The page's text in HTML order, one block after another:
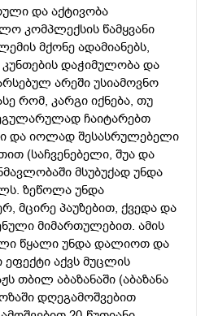
და აქტივობა
კომპლექსის წამყვანი
მქონე ადამიანებს,
დაჭიმულობა და
არეში უსიამოვნო
რომ, კარგი იქნება, თუ
ჩაიტარებთ
და იოლად შესასრულებელი
(საჩვენებელი, შუა და
მსუბუქად უნდა
ზეწოლა უნდა
მცირე პაუზებით, ქვედა და
მიმართულებით. ამის
წყალი უნდა დალიოთ და
აქვს მუცლის
თბილ აბაზანაში (აბაზანა
დღეგამოშვებით